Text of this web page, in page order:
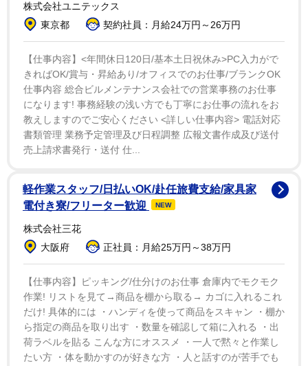
初耳ながらインパクト十分のパワーワードに沢村は
「吸いまん…」と苦笑い。水野は「そんな言葉ある
の？ピーってならないの」と爆笑。「絶対オンエアして
くださいよ」と念を押していた。
株式会社ユニテックス
東京都
契約社員：月給24万円～26万円
【仕事内容】<年間休日120日/基本土日祝休み>PC入力がで
きればOK/賞与・昇給あり/オフィスでのお仕事/ブランクOK
仕事内容 総合ビルメンテナンス会社での営業事務のお仕事
になります! 事務経験の浅い方でも丁寧にお仕事の流れをお
教えしますのでご安心ください <詳しい仕事内容> 電話対応
書類管理 業務予定管理及び日程調整 広報文書作成及び送付
売上請求書発行・送付 仕...
軽作業スタッフ/日払いOK/赴任旅費支給/家具家
電付き寮/フリーター歓迎
NEW
株式会社三花
大阪府
正社員：月給25万円～38万円
【仕事内容】ピッキング/仕分けのお仕事 倉庫内でモクモク
作業! リストを見て→商品を棚から取る→ カゴに入れるこれ
だけ! 具体的には ・ハンディを使って商品をスキャン ・棚か
ら指定の商品を取り出す ・数量を確認して箱に入れる ・出
荷ラベルを貼る こんな方にオススメ ・一人で黙々と作業し
たい方 ・体を動かすのが好きな方 ・人と話すのが苦手でも